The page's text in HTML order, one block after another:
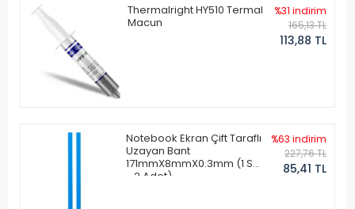
Thermalright HY510 Termal
Macun
%31 indirim
165,13 TL
113,88 TL
Notebook Ekran Çift Taraflı
Uzayan Bant
171mmX8mmX0.3mm (1 Set
- 2 Adet)
%63 indirim
227,76 TL
85,41 TL